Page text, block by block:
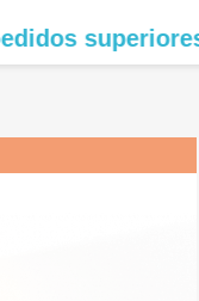
a: 70€